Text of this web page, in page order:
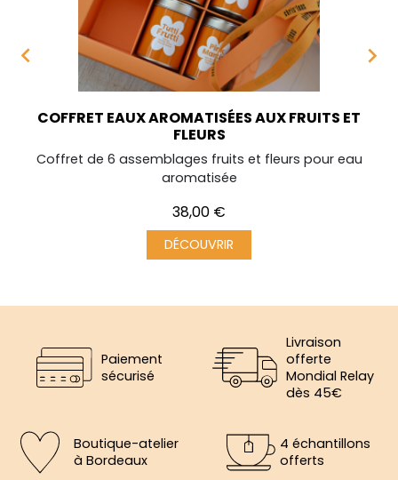

COFFRET EAUX AROMATISÉES AUX FRUITS ET
FLEURS
Coffret de 6 assemblages fruits et fleurs pour eau
aromatisée
Prix
38,00 €
DÉCOUVRIR

Paiement
sécurisé
Livraison
offerte
Mondial Relay
dès 45€
Boutique-atelier
à Bordeaux
4 échantillons
offerts